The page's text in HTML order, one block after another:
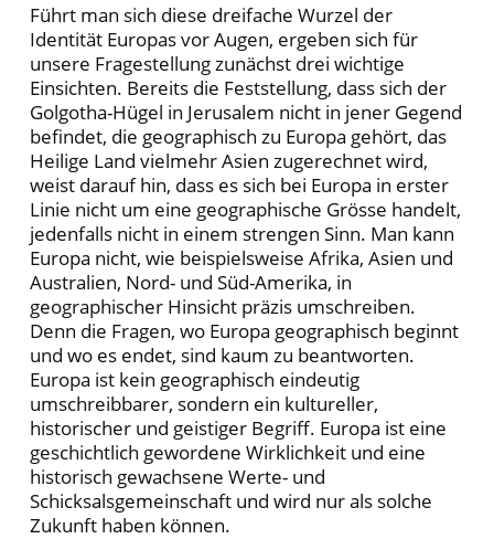
Führt man sich diese dreifache Wurzel der
Identität Europas vor Augen, ergeben sich für
unsere Fragestellung zunächst drei wichtige
Einsichten. Bereits die Feststellung, dass sich der
Golgotha-Hügel in Jerusalem nicht in jener Gegend
befindet, die geographisch zu Europa gehört, das
Heilige Land vielmehr Asien zugerechnet wird,
weist darauf hin, dass es sich bei Europa in erster
Linie nicht um eine geographische Grösse handelt,
jedenfalls nicht in einem strengen Sinn. Man kann
Europa nicht, wie beispielsweise Afrika, Asien und
Australien, Nord- und Süd-Amerika, in
geographischer Hinsicht präzis umschreiben.
Denn die Fragen, wo Europa geographisch beginnt
und wo es endet, sind kaum zu beantworten.
Europa ist kein geographisch eindeutig
umschreibbarer, sondern ein kultureller,
historischer und geistiger Begriff. Europa ist eine
geschichtlich gewordene Wirklichkeit und eine
historisch gewachsene Werte- und
Schicksalsgemeinschaft und wird nur als solche
Zukunft haben können.